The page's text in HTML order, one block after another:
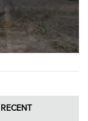
RECENT